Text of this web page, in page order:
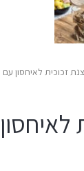
זכוכית לאיחסון